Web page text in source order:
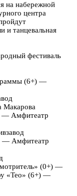
на набережной
центра
и танцевальная
фестиваль
(6+) —
Макарова
— Амфитеатр
— Амфитеатр
(0+) —
«Тео» (6+) —